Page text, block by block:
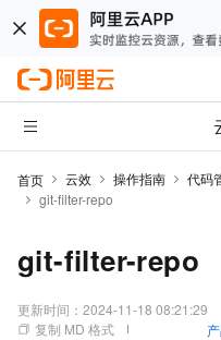
首页 云效 操作指南 代码
git-filter-repo
git-filter-repo
更新时间： 2024-11-18 08:21:29
复制 MD 格式